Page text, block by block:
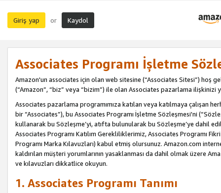
Giriş yap or Kaydol
Associates Programı İşletme
Amazon'un associates için olan web sitesine (“Associates Sitesi”) hoş
(“Amazon”, “biz” veya “bizim”) ile olan Associates pazarlama ilişkinizi
Associates pazarlama programımıza katılan veya katılmaya çalışan
bir “Associates”), bu Associates Programı İşletme Sözleşmesi'ni
kullanarak bu Sözleşme’yi, atıfta bulunularak bu Sözleşme’ye dahil
Associates Programı Katılım Gerekliliklerimiz, Associates Programı
Programı Marka Kılavuzları) kabul etmiş olursunuz. Amazon.com
kaldırılan müşteri yorumlarının yasaklanması da dahil olmak üzere
ve kılavuzları dikkatlice okuyun.
1. Associates Programı Tanımı